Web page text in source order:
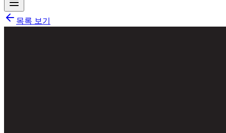
목록 보기